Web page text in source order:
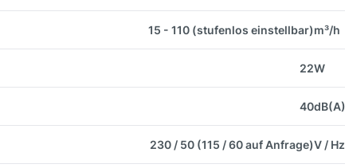
15 - 110 (stufenlos einstellbar)m³/h
22W
40dB(A)
230 / 50 (115 / 60 auf Anfrage)V / Hz